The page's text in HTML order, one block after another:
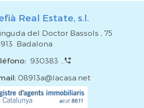
Real Estate, s.l.
del Doctor Bassols , 75
Badalona
930383 ...
08913a@lacasa.net